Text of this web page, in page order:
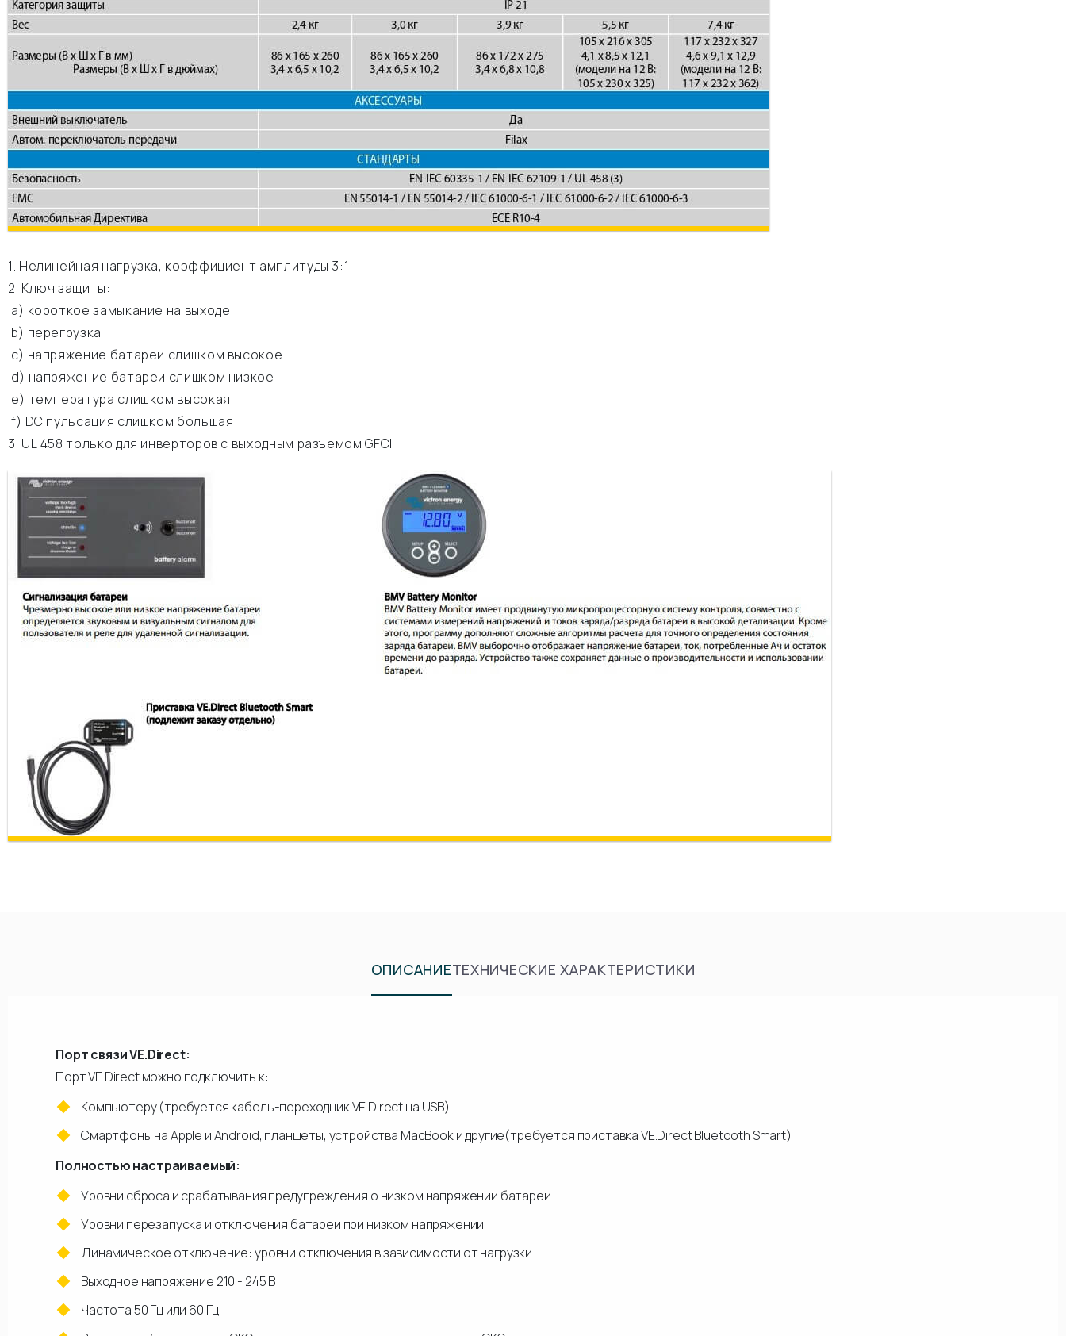
1. Нелинейная нагрузка, коэффициент амплитуды 3:1
2. Ключ защиты:
а) короткое замыкание на выходе
b) перегрузка
c) напряжение батареи слишком высокое
d) напряжение батареи слишком низкое
e) температура слишком высокая
f) DC пульсация слишком большая
3. UL 458 только для инверторов с выходным разъемом GFCI
ОПИСАНИЕТЕХНИЧЕСКИЕ ХАРАКТЕРИСТИКИ
Порт связи VE.Direct:
Порт VE.Direct можно подключить к:
Компьютеру (требуется кабель-переходник VE.Direct на USB)
Смартфоны на Apple и Android, планшеты, устройства MacBook и другие(требуется приставка VE.Direct Bluetooth Smart)
Полностью настраиваемый:
Уровни сброса и срабатывания предупреждения о низком напряжении батареи
Уровни перезапуска и отключения батареи при низком напряжении
Динамическое отключение: уровни отключения в зависимости от нагрузки
Выходное напряжение 210 - 245 В
Частота 50 Гц или 60 Гц